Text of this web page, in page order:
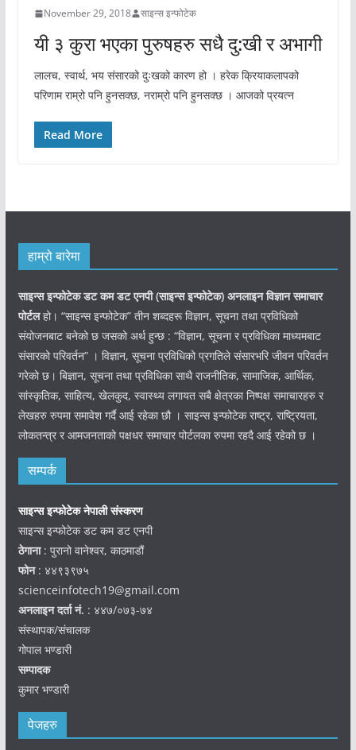
November 29, 2018 साइन्स इन्फोटेक
यी ३ कुरा भएका पुरुषहरु सधै दु:खी र अभागी
लालच, स्वार्थ, भय संसारको दुःखको कारण हो । हरेक क्रियाकलापको
परिणाम राम्रो पनि हुनसक्छ, नराम्रो पनि हुनसक्छ । आजको प्रयत्न
Read More
हाम्रो बारेमा
साइन्स इन्फोटेक डट कम डट एनपी (साइन्सइन्फोटेक) अनलाइन विज्ञान समाचार
पोर्टलहो। “साइन्स इन्फोटेक” तीन शब्दहरू विज्ञान, सूचना तथा प्रविधिको
संयोजनबाट बनेको छ जसको अर्थ हुन्छ : “विज्ञान, सूचना र प्रविधिका माध्यमबाट
संसारको परिवर्तन” । विज्ञान, सूचना प्रविधिको प्रगतिले संसारभरि जीवन परिवर्तन
गरेको छ। बिज्ञान, सूचना तथा प्रविधिका साथै राजनीतिक, सामाजिक, आर्थिक,
सांस्कृतिक, साहित्य, खेलकुद, स्वास्थ्य लगायत सबै क्षेत्रका निष्पक्ष समाचारहरु र
लेखहरु रुपमा समावेश गर्दै आई रहेका छौ । साइन्स इन्फोटेक राष्ट्र, राष्ट्रियता,
लोकतन्त्र र आमजनताको पक्षधर समाचार पोर्टलका रुपमा रहदै आई रहेको छ ।
सम्पर्क
साइन्स इन्फोटेक नेपाली संस्करण
साइन्स इन्फोटेक डट कम डट एनपी
ठेगाना: पुरानो वानेश्वर, काठमाडौं
फोन: ४४९३९७५
scienceinfotech19@gmail.com
अनलाइन दर्ता नं. : ४४७/०७३-७४
संस्थापक/संचालक
गोपाल भण्डारी
सम्पादक
कुमार भण्डारी
पेजहरु